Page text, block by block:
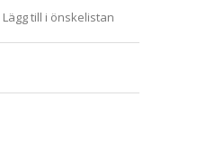
Lägg till i önskelistan